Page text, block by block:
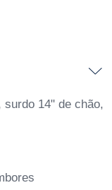
surdo 14" de chão,